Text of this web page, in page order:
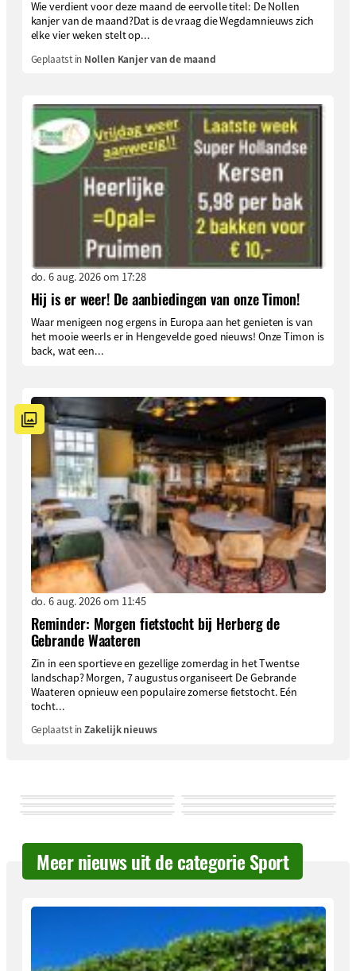
Wie verdient voor deze maand de eervolle titel: De Nollen
kanjer van de maand?Dat is de vraag die Wegdamnieuws zich
elke vier weken stelt op...
Geplaatst in Nollen Kanjer van de maand
do. 6 aug. 2026 om 17:28
Hij is er weer! De aanbiedingen van onze Timon!
Waar menigeen nog ergens in Europa aan het genieten is van
het mooie weerIs er in Hengevelde goed nieuws! Onze Timon is
back, wat een...
do. 6 aug. 2026 om 11:45
Reminder: Morgen fietstocht bij Herberg de
Gebrande Waateren
Zin in een sportieve en gezellige zomerdag in het Twentse
landschap? Morgen, 7 augustus organiseert De Gebrande
Waateren opnieuw een populaire zomerse fietstocht. Eén
tocht...
Geplaatst inZakelijk nieuws
Meer nieuws uit de categorie Sport